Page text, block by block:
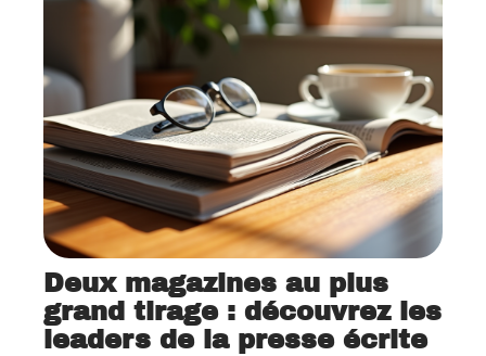
Deux magazines au plus
grand tirage : découvrez les
leaders de la presse écrite